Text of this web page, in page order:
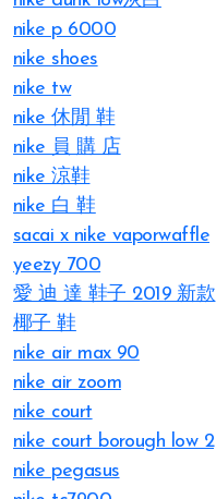
nike p 6000
nike shoes
nike tw
nike 休閒 鞋
nike 員 購 店
nike 涼鞋
nike 白 鞋
sacai x nike vaporwaffle
yeezy 700
愛 迪 達 鞋子 2019 新款
椰子 鞋
nike air max 90
nike air zoom
nike court
nike court borough low 2
nike pegasus